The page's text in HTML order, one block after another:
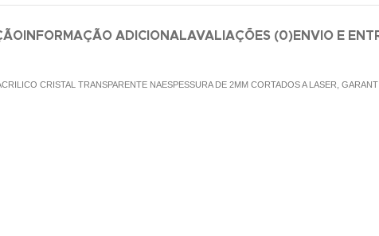
INFORMAÇÃO ADICIONALAVALIAÇÕES (0)ENVIO E
CRISTAL TRANSPARENTE NAESPESSURA DE 2MM CORTADOS A LASER,